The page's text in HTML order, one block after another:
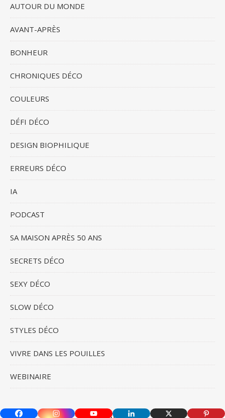
AUTOUR DU MONDE
AVANT-APRÈS
BONHEUR
CHRONIQUES DÉCO
COULEURS
DÉFI DÉCO
DESIGN BIOPHILIQUE
ERREURS DÉCO
IA
PODCAST
SA MAISON APRÈS 50 ANS
SECRETS DÉCO
SEXY DÉCO
SLOW DÉCO
STYLES DÉCO
VIVRE DANS LES POUILLES
WEBINAIRE
INSTAGRAM